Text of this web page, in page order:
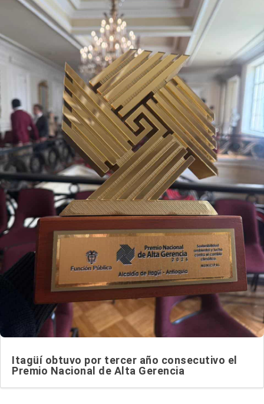
Itagüí obtuvo por tercer año consecutivo el
Premio Nacional de Alta Gerencia